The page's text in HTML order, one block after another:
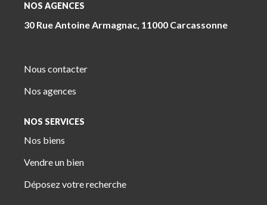
NOS AGENCES
30 Rue Antoine Armagnac, 11000 Carcassonne
Nous contacter
Nos agences
NOS SERVICES
Nos biens
Vendre un bien
Déposez votre recherche